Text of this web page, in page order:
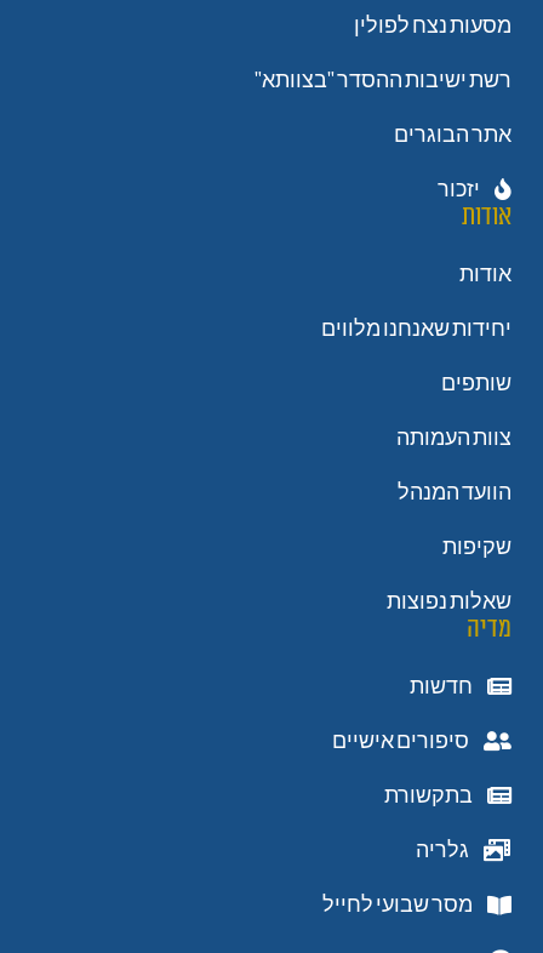
מסעות נצח לפולין
רשת ישיבות ההסדר "בצוותא"
אתר הבוגרים
יזכור
אודות
אודות
יחידות שאנחנו מלווים
שותפים
צוות העמותה
הוועד המנהל
שקיפות
שאלות נפוצות
מדיה
חדשות
סיפורים אישיים
בתקשורת
גלריה
מסר שבועי לחייל